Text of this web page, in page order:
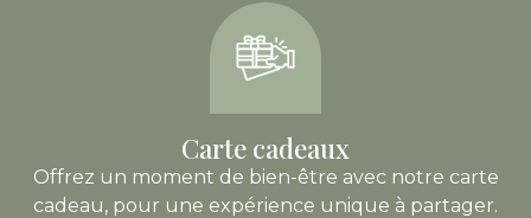
Carte cadeaux
Offrez un moment de bien-être avec notre carte
cadeau, pour une expérience unique à partager.